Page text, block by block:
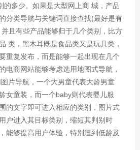
多少。如果是大型网上商 城，产品
分类导航与关键词直接查找(最好是有
且有些产品能够归于几个类别，比方
类，黑木耳既是食品类又是玩具类，
重复发布，而是能够一起出现在几个
电商网站能够考虑选用地图式导航，
片导航，一个大男童代表大龄男童
女童装，而一个baby则代表婴儿服
的文字即可进入相应的类别，图片式
户进入其目标类别，缩短其判别时
能够提高用户体验，特别遭到低龄及